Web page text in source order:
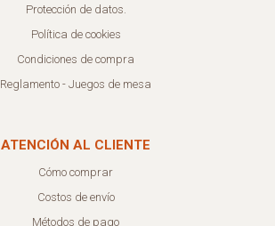
Protección de datos.
Política de cookies
Condiciones de compra
Reglamento - Juegos de mesa
ATENCIÓN AL CLIENTE
Cómo comprar
Costos de envío
Métodos de pago